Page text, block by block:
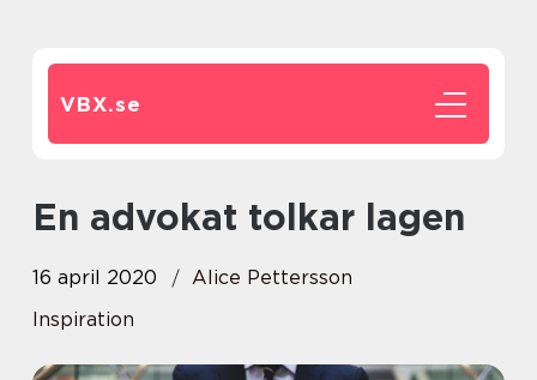
VBX.se
En advokat tolkar lagen
16 april 2020
Alice Pettersson
Inspiration